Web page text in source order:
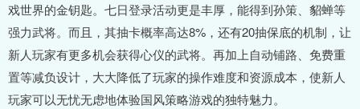
戏世界的金钥匙。七日登录活动更是丰厚，能得到孙策、貂蝉等
强力武将。而且，其抽卡概率高达8%，还有20抽保底的机制，让
新人玩家有更多机会获得心仪的武将。再加上自动铺路、免费重
置等减负设计，大大降低了玩家的操作难度和资源成本，使新人
玩家可以无忧无虑地体验国风策略游戏的独特魅力。